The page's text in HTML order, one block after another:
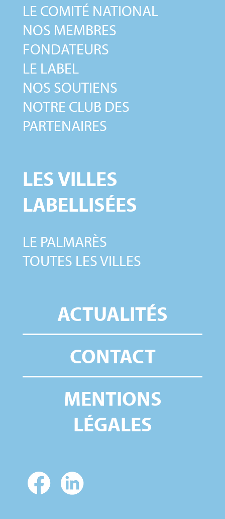
LE COMITÉ NATIONAL
NOS MEMBRES
FONDATEURS
LE LABEL
NOS SOUTIENS
NOTRE CLUB DES
PARTENAIRES
LES VILLES
LABELLISÉES
LE PALMARÈS
TOUTES LES VILLES
ACTUALITÉS
CONTACT
MENTIONS
LÉGALES